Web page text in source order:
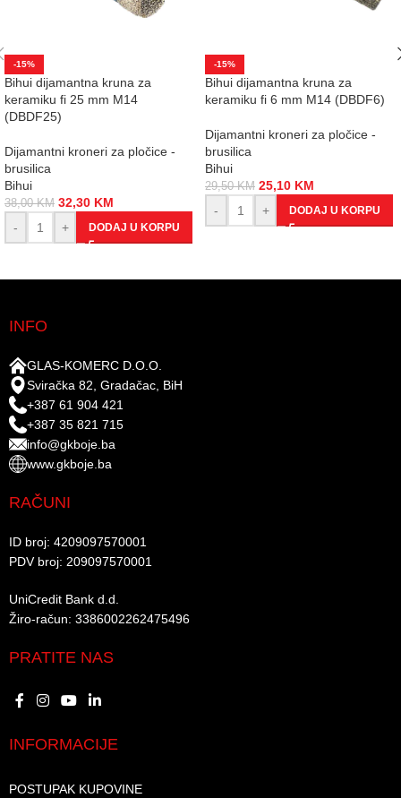
-15%
Bihui dijamantna kruna za
keramiku fi 25 mm M14
(DBDF25)
Dijamantni kroneri za pločice -
brusilica
Bihui
38,00KM 32,30 KM
-
+ DODAJ U KORPU
-15%
Bihui dijamantna kruna za
keramiku fi 6 mm M14 (DBDF6)
Dijamantni kroneri za pločice -
brusilica
Bihui
29,50KM 25,10 KM
-
+ DODAJ U KORPU
INFO
GLAS-KOMERC D.O.O.
Sviračka 82, Gradačac, BiH
+387 61 904 421
+387 35 821 715
info@gkboje.ba
www.gkboje.ba
RAČUNI
ID broj: 4209097570001​
PDV broj: 209097570001 ​
UniCredit Bank d.d.​
Žiro-račun: 3386002262475496​​
PRATITE NAS
INFORMACIJE
POSTUPAK KUPOVINE